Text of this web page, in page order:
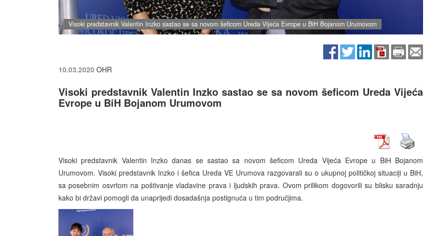
Visoki predstavnik Valentin Inzko sastao se sa novom šeficom Ureda Vijeća Evrope u BiH Bojanom Urumovom
10.03.2020 OHR
Visoki predstavnik Valentin Inzko sastao se sa novom šeficom Ureda Vijeća
Evrope u BiH Bojanom Urumovom
Visoki predstavnik Valentin Inzko danas se sastao sa novom šeficom Ureda Vijeća Evrope u BiH Bojanom
Urumovom. Visoki predstavnik Inzko i šefica Ureda VE Urumova razgovarali su o ukupnoj političkoj situaciji u BiH,
sa posebnim osvrtom na poštivanje vladavine prava i ljudskih prava. Ovom prilikom dogovorili su blisku saradnju
kako bi državi pomogli da unaprijedi dosadašnja postignuća u tim područjima.